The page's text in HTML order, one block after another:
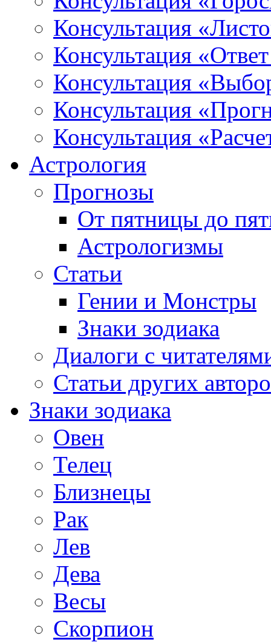
Консультация
Консультация
Консультация
Консультация
Консультация
Астрология
Прогнозы
От пятницы до
Астрологизмы
Статьи
Гении и Монстры
Знаки зодиака
Диалоги с
Статьи других
Знаки зодиака
Овен
Телец
Близнецы
Рак
Лев
Дева
Весы
Скорпион